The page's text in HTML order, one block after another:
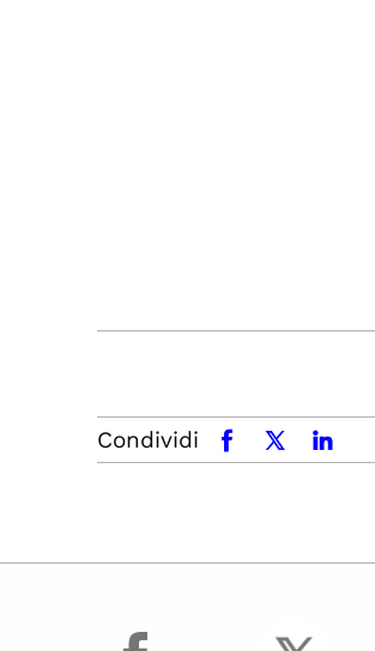
Condividi facebookx.comlinkedin
facebook